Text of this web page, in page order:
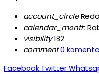
account_circle
calendar_month
visibility182
comment0
Facebook Twitter